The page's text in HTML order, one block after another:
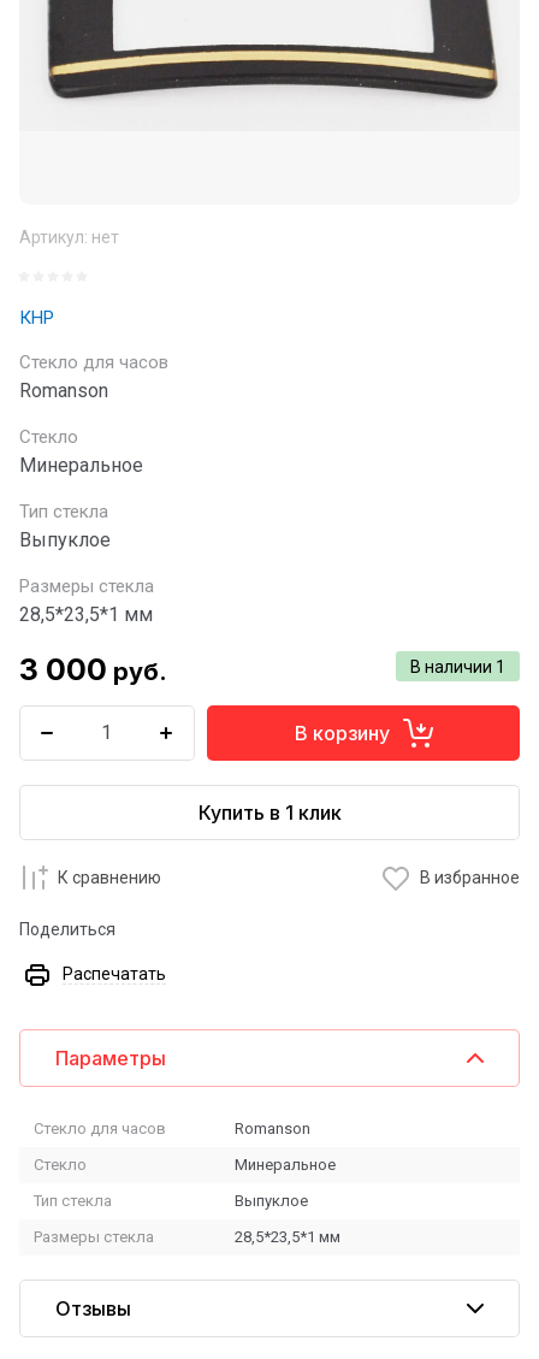
Артикул: нет
КНР
Стекло для часов
Romanson
Стекло
Минеральное
Тип стекла
Выпуклое
Размеры стекла
28,5*23,5*1 мм
В наличии 1
3 000 руб.
В корзину
Купить в 1 клик
К сравнению В избранное
Поделиться
Распечатать
Параметры
Стекло для часов
Romanson
Стекло
Минеральное
Тип стекла
Выпуклое
Размеры стекла
28,5*23,5*1 мм
Отзывы